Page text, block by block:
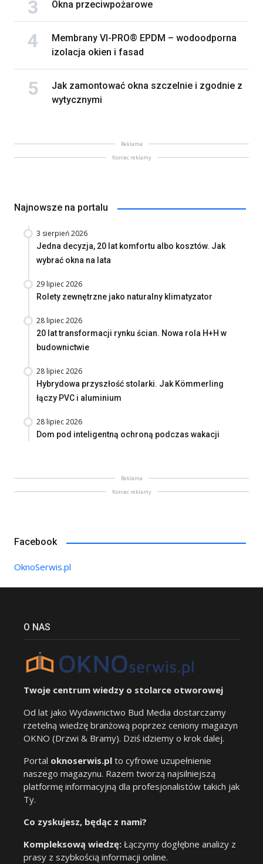
Okna przeciwpożarowe
Membrany VI-PRO® EPDM – wodoodporna
izolacja okien i fasad
Jak zamontować okna szczelnie i zgodnie z
wytycznymi
Reklama
Koniec reklamy
Najnowsze na portalu
3 sierpień 2026
Jedna decyzja, 20 lat komfortu albo kosztów. Jak
wybrać okna na lata
29 lipiec 2026
Rolety zewnętrzne jako naturalny klimatyzator
28 lipiec 2026
20 lat transformacji rynku ścian. Nowa rola H+H w
budownictwie
28 lipiec 2026
Hybrydowa przyszłość stolarki. Jak Kömmerling
łączy PVC i aluminium
28 lipiec 2026
Dom pod inteligentną ochroną podczas wakacji
Reklama
Koniec reklamy
Facebook
OknoSerwis.pl
O NAS
Twoje centrum wiedzy o stolarce otworowej
Od lat jako Wydawnictwo Bud Media dostarczamy
rzetelną wiedzę branżową poprzez ceniony magazyn
OKNO (Drzwi & Bramy). Dziś idziemy o krok dalej.
Portal oknoserwis.pl to cyfrowe uzupełnienie
naszego magazynu. Razem tworzą najsilniejszą
platformę informacyjną dla profesjonalistów takich jak
Ty.
Co zyskujesz, będąc z nami?
Kompleksową wiedzę: Łączymy dogłębne analizy z
prasy z szybkością informacji online.